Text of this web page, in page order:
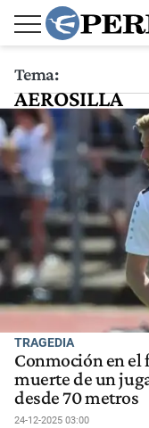
Tema:
AEROSILLA
TRAGEDIA
Conmoción en el
muerte de un
desde 70 metros
24-12-2025 03:00